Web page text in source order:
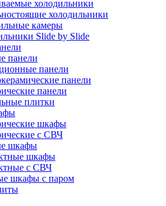
холодильники
холодильники
камеры
Slide by Slide
панели
панели
панели
панели
плитки
шкафы
с СВЧ
шкафы
шкафы
с СВЧ
шкафы с паром